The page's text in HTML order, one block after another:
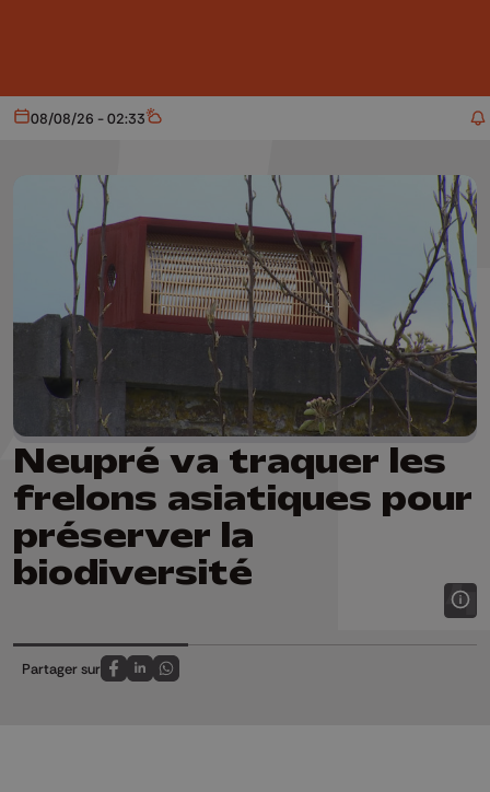
Aujourd'hui
08/08/26 - 02:33 Météo
Neupré va traquer les
frelons asiatiques pour
préserver la
biodiversité
Partager sur
Partagez sur FaceBook
Partagez sur LinkedIn
Partagez sur Whatsapp